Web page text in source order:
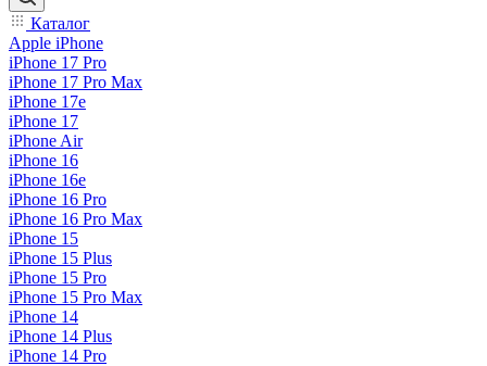
Каталог
Apple iPhone
iPhone 17 Pro
iPhone 17 Pro Max
iPhone 17e
iPhone 17
iPhone Air
iPhone 16
iPhone 16e
iPhone 16 Pro
iPhone 16 Pro Max
iPhone 15
iPhone 15 Plus
iPhone 15 Pro
iPhone 15 Pro Max
iPhone 14
iPhone 14 Plus
iPhone 14 Pro